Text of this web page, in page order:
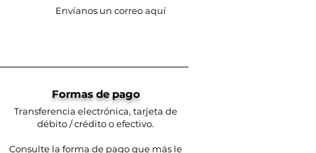
Envíanos un correo aquí
Formas de pago
Transferencia electrónica, tarjeta de
débito / crédito o efectivo.
Consulte la forma de pago que más le